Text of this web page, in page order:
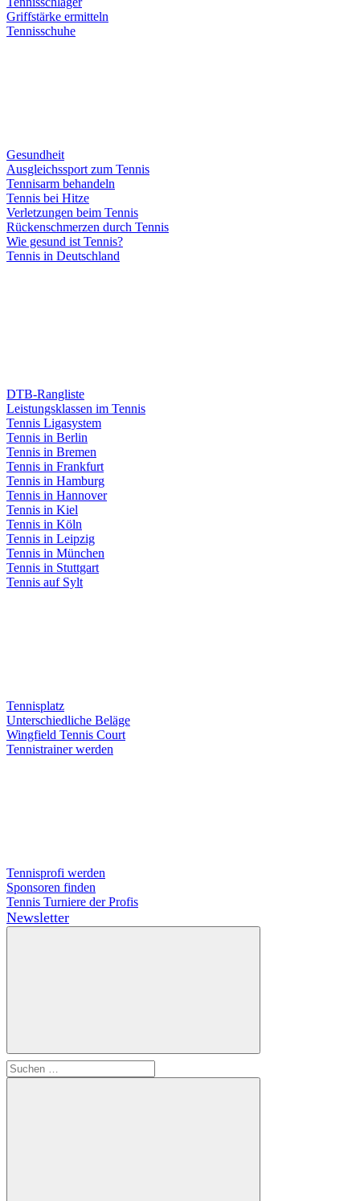
Griffstärke ermitteln
Tennisschuhe
Gesundheit
Ausgleichssport zum Tennis
Tennisarm behandeln
Tennis bei Hitze
Verletzungen beim Tennis
Rückenschmerzen durch Tennis
Wie gesund ist Tennis?
Tennis in Deutschland
DTB-Rangliste
Leistungsklassen im Tennis
Tennis Ligasystem
Tennis in Berlin
Tennis in Bremen
Tennis in Frankfurt
Tennis in Hamburg
Tennis in Hannover
Tennis in Kiel
Tennis in Köln
Tennis in Leipzig
Tennis in München
Tennis in Stuttgart
Tennis auf Sylt
Tennisplatz
Unterschiedliche Beläge
Wingfield Tennis Court
Tennistrainer werden
Tennisprofi werden
Sponsoren finden
Tennis Turniere der Profis
Newsletter
Suchen
nach: